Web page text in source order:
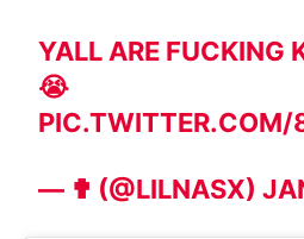
YALL ARE FUCKING
😭
PIC.TWITTER.COM/
— ✟ (@LILNASX)